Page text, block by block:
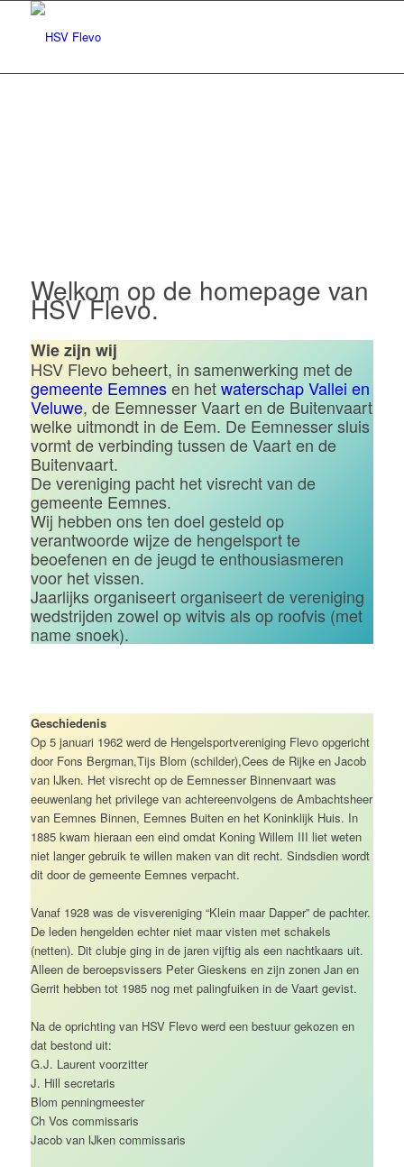
Welkom op de homepage van
HSV Flevo.
Wie zijn wij
HSV Flevo beheert, in samenwerking met de
gemeente Eemnesen hetwaterschap Vallei en
Veluwe, de Eemnesser Vaart en de Buitenvaart
welke uitmondt in de Eem. De Eemnesser sluis
vormt de verbinding tussen de Vaart en de
Buitenvaart.
De vereniging pacht het visrecht van de
gemeente Eemnes.
Wij hebben ons ten doel gesteld op
verantwoorde wijze de hengelsport te
beoefenen en de jeugd te enthousiasmeren
voor het vissen.
Jaarlijks organiseert organiseert de vereniging
wedstrijden zowel op witvis als op roofvis (met
name snoek).
Geschiedenis
Op 5 januari 1962 werd de Hengelsportvereniging Flevo opgericht
door Fons Bergman,Tijs Blom (schilder),Cees de Rijke en Jacob
van IJken. Het visrecht op de Eemnesser Binnenvaart was
eeuwenlang het privilege van achtereenvolgens de Ambachtsheer
van Eemnes Binnen, Eemnes Buiten en het Koninklijk Huis. In
1885 kwam hieraan een eind omdat Koning Willem III liet weten
niet langer gebruik te willen maken van dit recht. Sindsdien wordt
dit door de gemeente Eemnes verpacht.
Vanaf 1928 was de visvereniging “Klein maar Dapper” de pachter.
De leden hengelden echter niet maar visten met schakels
(netten). Dit clubje ging in de jaren vijftig als een nachtkaars uit.
Alleen de beroepsvissers Peter Gieskens en zijn zonen Jan en
Gerrit hebben tot 1985 nog met palingfuiken in de Vaart gevist.
Na de oprichting van HSV Flevo werd een bestuur gekozen en
dat bestond uit:
G.J. Laurent voorzitter
J. Hill secretaris
Blom penningmeester
Ch Vos commissaris
Jacob van IJken commissaris